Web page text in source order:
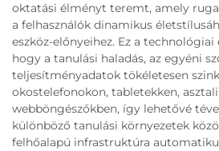
oktatási élményt teremt, amely
a felhasználók dinamikus
eszköz-előnyeihez. Ez a
hogy a tanulási haladás, az egyéni
teljesítményadatok tökéletesen
okostelefonokon, tabletekken,
webböngészőkben, így lehetővé
különböző tanulási környezetek
felhőalapú infrastruktúra